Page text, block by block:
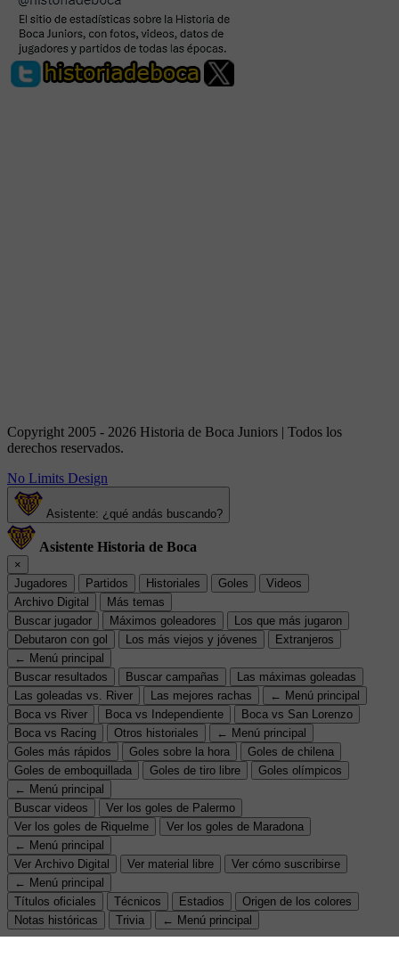
Copyright 2005 - 2026 Historia de Boca Juniors | Todos los
derechos reservados.
No Limits Design
Asistente: ¿qué andás buscando?
Asistente Historia de Boca
×
Jugadores
Partidos Historiales Goles
Videos
Archivo Digital
Más temas
Buscar jugador
Máximos goleadores
Los que más jugaron
Debutaron con gol
Los más viejos y jóvenes
Extranjeros
← Menú principal
Buscar resultados
Buscar campañas
Las máximas goleadas
Las goleadas vs. River
Las mejores rachas
← Menú principal
Boca vs River
Boca vs Independiente
Boca vs San Lorenzo
Boca vs Racing
Otros historiales
← Menú principal
Goles más rápidos
Goles sobre la hora
Goles de chilena
Goles de emboquillada
Goles de tiro libre
Goles olímpicos
← Menú principal
Buscar videos
Ver los goles de Palermo
Ver los goles de Riquelme
Ver los goles de Maradona
← Menú principal
Ver Archivo Digital
Ver material libre
Ver cómo suscribirse
← Menú principal
Títulos oficiales
Técnicos Estadios
Origen de los colores
Notas históricas
Trivia ← Menú principal